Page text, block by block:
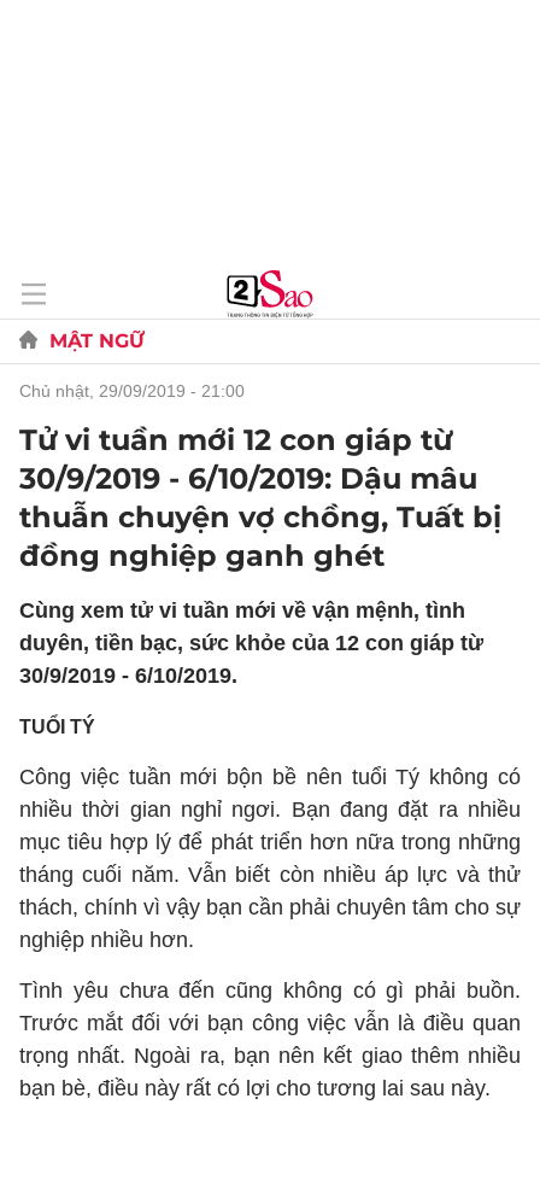
MẬT NGỮ
chủ nhật, 29/09/2019 - 21:00
Tử vi tuần mới 12 con giáp từ
30/9/2019 - 6/10/2019: Dậu mâu
thuẫn chuyện vợ chồng, Tuất bị
đồng nghiệp ganh ghét
Cùng xem tử vi tuần mới về vận mệnh, tình
duyên, tiền bạc, sức khỏe của 12 con giáp từ
30/9/2019 - 6/10/2019.
TUỔI TÝ
Công việc tuần mới bộn bề nên tuổi Tý không có
nhiều thời gian nghỉ ngơi. Bạn đang đặt ra nhiều
mục tiêu hợp lý để phát triển hơn nữa trong những
tháng cuối năm. Vẫn biết còn nhiều áp lực và thử
thách, chính vì vậy bạn cần phải chuyên tâm cho sự
nghiệp nhiều hơn.
Tình yêu chưa đến cũng không có gì phải buồn.
Trước mắt đối với bạn công việc vẫn là điều quan
trọng nhất. Ngoài ra, bạn nên kết giao thêm nhiều
bạn bè, điều này rất có lợi cho tương lai sau này.